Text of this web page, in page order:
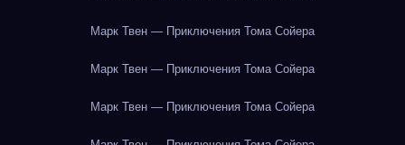
Марк Твен — Приключения Тома Сойера
Марк Твен — Приключения Тома Сойера
Марк Твен — Приключения Тома Сойера